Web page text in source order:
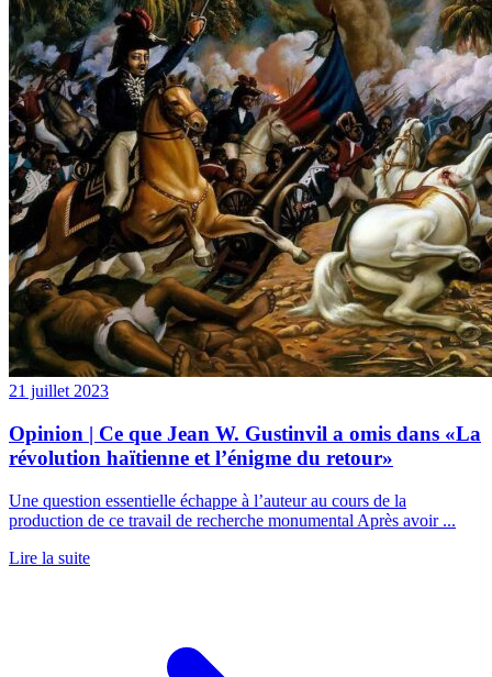
21 juillet 2023
Opinion | Ce que Jean W. Gustinvil a omis dans «La
révolution haïtienne et l’énigme du retour»
Une question essentielle échappe à l’auteur au cours de la
production de ce travail de recherche monumental Après avoir ...
Lire la suite